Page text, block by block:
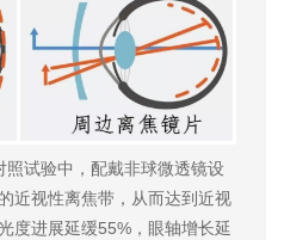
试验中，配戴非球微透镜设
近视性离焦带，从而达到近视
度进展延缓55%，眼轴增长延